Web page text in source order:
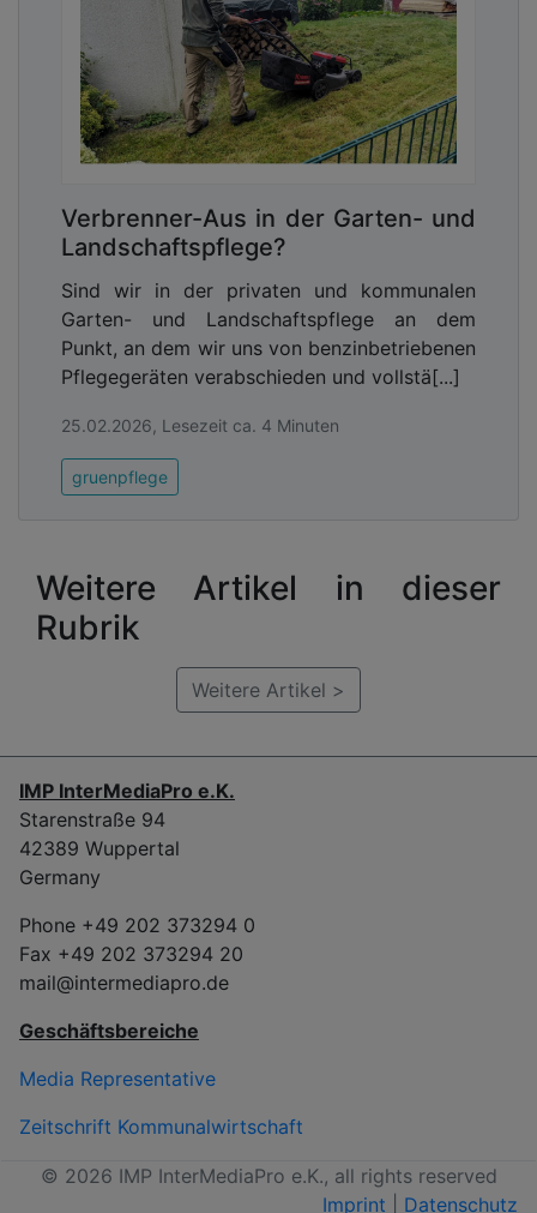
Verbrenner-Aus in der Garten- und
Landschaftspflege?
Sind wir in der privaten und kommunalen
Garten- und Landschaftspflege an dem
Punkt, an dem wir uns von benzinbetriebenen
Pflegegeräten verabschieden und vollstä[...]
25.02.2026, Lesezeit ca. 4 Minuten
gruenpflege
Weitere Artikel in dieser
Rubrik
Weitere Artikel >
IMP InterMediaPro e.K.
Starenstraße 94
42389 Wuppertal
Germany
Phone +49 202 373294 0
Fax +49 202 373294 20
mail@intermediapro.de
Geschäftsbereiche
Media Representative
Zeitschrift Kommunalwirtschaft
© 2026 IMP InterMediaPro e.K., all rights reserved
Imprint
Datenschutz